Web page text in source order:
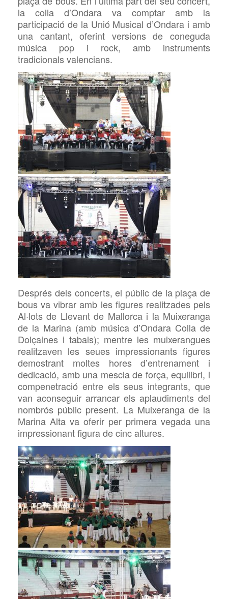
la colla d’Ondara va comptar amb la
participació de la Unió Musical d’Ondara i amb
una cantant, oferint versions de coneguda
música pop i rock, amb instruments
tradicionals valencians.
Després dels concerts, el públic de la plaça de
bous va vibrar amb les figures realitzades pels
Al·lots de Llevant de Mallorca i la Muixeranga
de la Marina (amb música d’Ondara Colla de
Dolçaines i tabals); mentre les muixerangues
realitzaven les seues impressionants figures
demostrant moltes hores d’entrenament i
dedicació, amb una mescla de força, equilibri, i
compenetració entre els seus integrants, que
van aconseguir arrancar els aplaudiments del
nombrós públic present. La Muixeranga de la
Marina Alta va oferir per primera vegada una
impressionant figura de cincaltures.